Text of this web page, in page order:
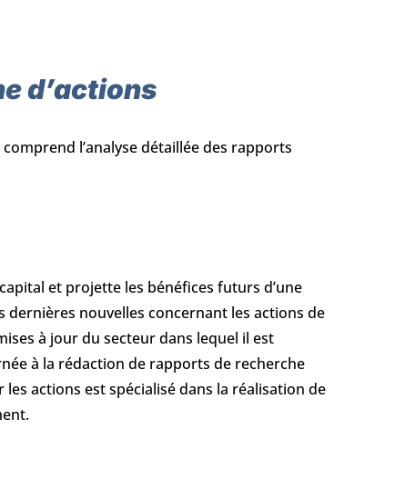
d’actions
l’analyse détaillée des rapports
et projette les bénéfices futurs d’une
dernières nouvelles concernant les actions de
à jour du secteur dans lequel il est
à la rédaction de rapports de recherche
actions est spécialisé dans la réalisation de